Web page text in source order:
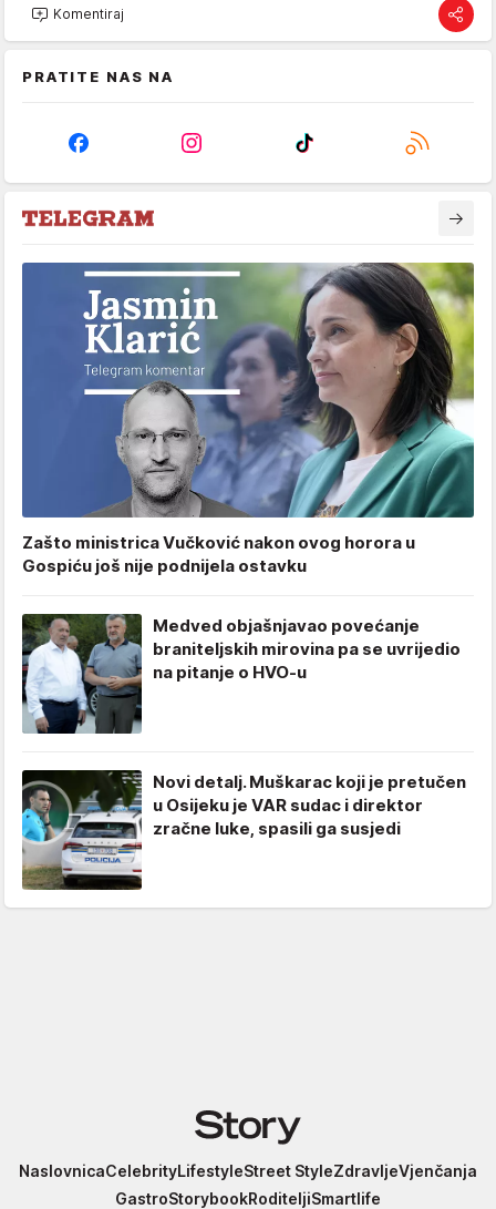
Komentiraj
PRATITE NAS NA
Zašto ministrica Vučković nakon ovog horora u
Gospiću još nije podnijela ostavku
Medved objašnjavao povećanje
braniteljskih mirovina pa se uvrijedio
na pitanje o HVO-u
Novi detalj. Muškarac koji je pretučen
u Osijeku je VAR sudac i direktor
zračne luke, spasili ga susjedi
Story
NaslovnicaCelebrityLifestyleStreet StyleZdravljeVjenčanja
GastroStorybookRoditeljiSmartlife